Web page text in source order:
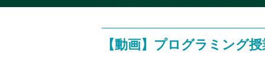
【動画】プログラミング